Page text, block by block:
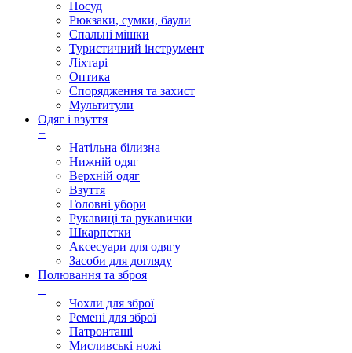
Посуд
Рюкзаки, сумки, баули
Спальні мішки
Туристичний інструмент
Ліхтарі
Оптика
Спорядження та захист
Мультитули
Одяг і взуття
+
Натільна білизна
Нижній одяг
Верхній одяг
Взуття
Головні убори
Рукавиці та рукавички
Шкарпетки
Аксесуари для одягу
Засоби для догляду
Полювання та зброя
+
Чохли для зброї
Ремені для зброї
Патронташі
Мисливські ножі